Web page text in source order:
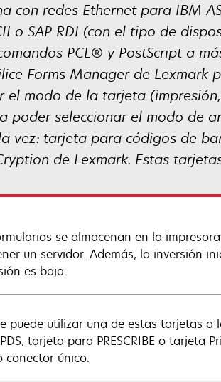
con redes Ethernet para IBM
o SAP RDI (con el tipo de
PCL® y PostScript a
Forms Manager de Lexmark
el modo de la tarjeta
poder seleccionar el modo de
vez: tarjeta para códigos de
de Lexmark. Estas
se almacenan en la
un servidor. Además, la inversión
es baja.
puede utilizar una de estas tarjetas
tarjeta para PRESCRIBE o tarjeta
conector único.